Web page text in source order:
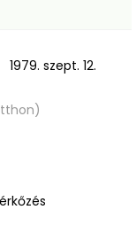
1979. szept. 12.